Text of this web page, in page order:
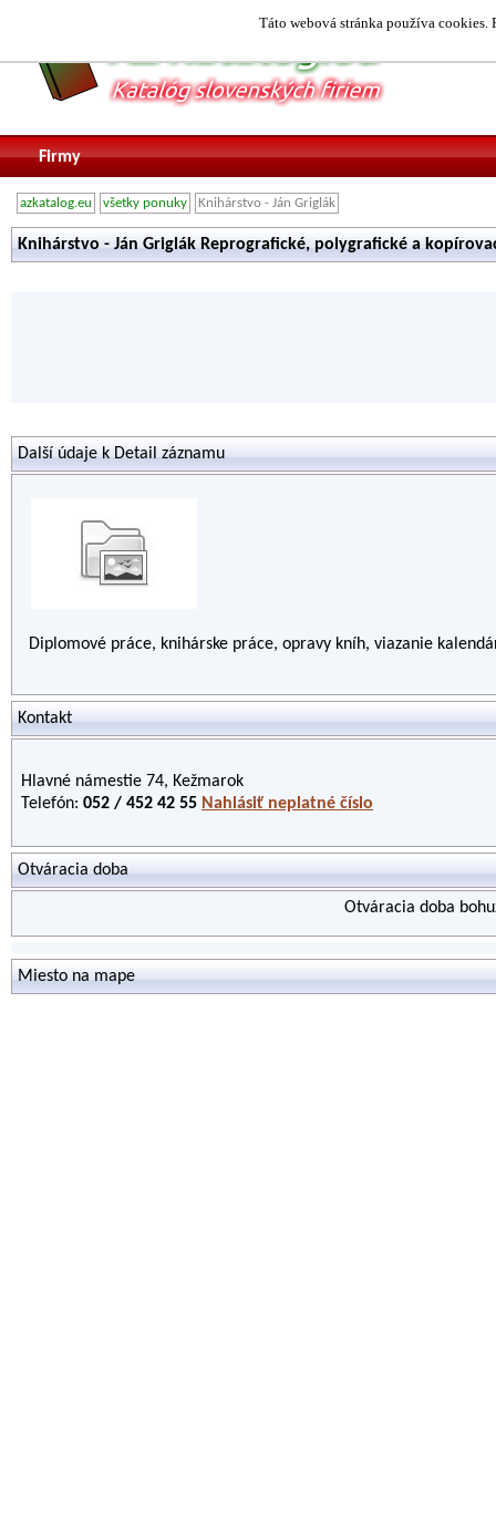
Táto webová stránka používa
Firmy
azkatalog.eu všetky ponuky Knihárstvo - Ján Griglák
Knihárstvo - Ján Griglák Reprografické, polygrafické a
Další údaje k Detail záznamu
Diplomové práce, knihárske práce, opravy kníh, viazanie
Kontakt
Hlavné námestie 74, Kežmarok
Telefón: 052 / 452 42 55 Nahlásiť neplatné číslo
Otváracia doba
Otváracia doba
Miesto na mape